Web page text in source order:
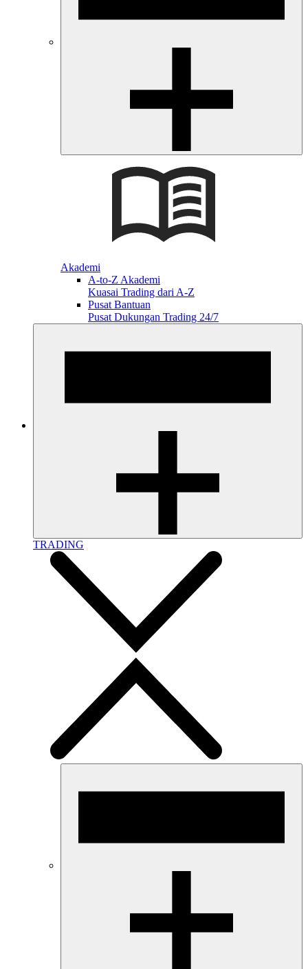
Akademi
A-to-Z Akademi
Kuasai Trading dari A-Z
Pusat Bantuan
Pusat Dukungan Trading 24/7
TRADING